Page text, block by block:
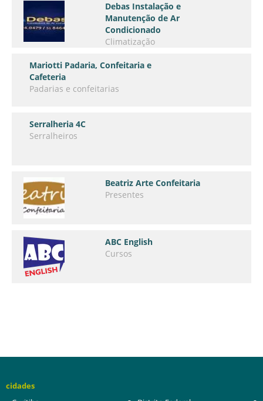
Debas Instalação e
Manutenção de Ar
Condicionado
Climatização
Mariotti Padaria, Confeitaria e
Cafeteria
Padarias e confeitarias
Serralheria 4C
Serralheiros
Beatriz Arte Confeitaria
Presentes
ABC English
Cursos
cidades